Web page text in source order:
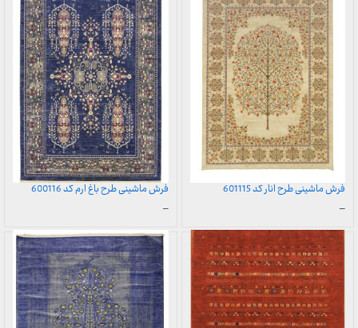
فرش ماشینی طرح انار کد 601115
–محدوده
899,000 تومان
23,999,000 تومان
فرش ماشینی طرح باغ ارم کد 600116
–محدوده
899,000 تومان
تا
23,999,000 تومان